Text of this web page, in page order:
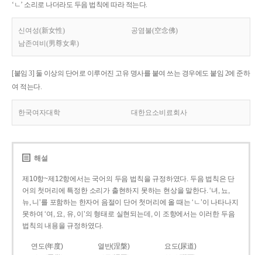
‘ㄴ’ 소리로 나더라도 두음 법칙에 따라 적는다.
신여성(新女性)
공염불(空念佛)
남존여비(男尊女卑)
[붙임 3] 둘 이상의 단어로 이루어진 고유 명사를 붙여 쓰는 경우에도 붙임 2에 준하
여 적는다.
한국여자대학 대한요소비료회사
해설
제10항~제12항에서는 국어의 두음 법칙을 규정하였다. 두음 법칙은 단
어의 첫머리에 특정한 소리가 출현하지 못하는 현상을 말한다. ‘녀, 뇨,
뉴, 니’를 포함하는 한자어 음절이 단어 첫머리에 올 때는 ‘ㄴ’이 나타나지
못하여 ‘여, 요, 유, 이’의 형태로 실현되는데, 이 조항에서는 이러한 두음
법칙의 내용을 규정하였다.
연도(年度) 열반(涅槃)
요도(尿道)